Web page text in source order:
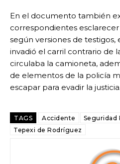
En el documento también
correspondientes
según versiones de
invadió el carril contrario de
circulaba la camioneta,
de elementos de la policía
escapar para evadir la justicia.
TAGS Accidente
Seguridad
Tepexi de Rodríguez